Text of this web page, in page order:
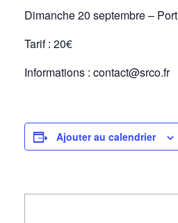
Dimanche 20 septembre – Port
Tarif : 20€
Informations : contact@srco.fr
Ajouter au calendrier